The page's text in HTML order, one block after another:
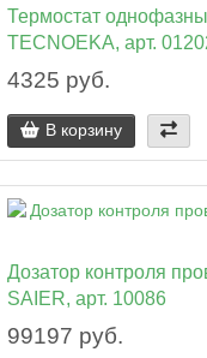
Термостат
TECNOEKA, арт.
4325 руб.
В корзину
Дозатор контроля
SAIER, арт. 10086
99197 руб.